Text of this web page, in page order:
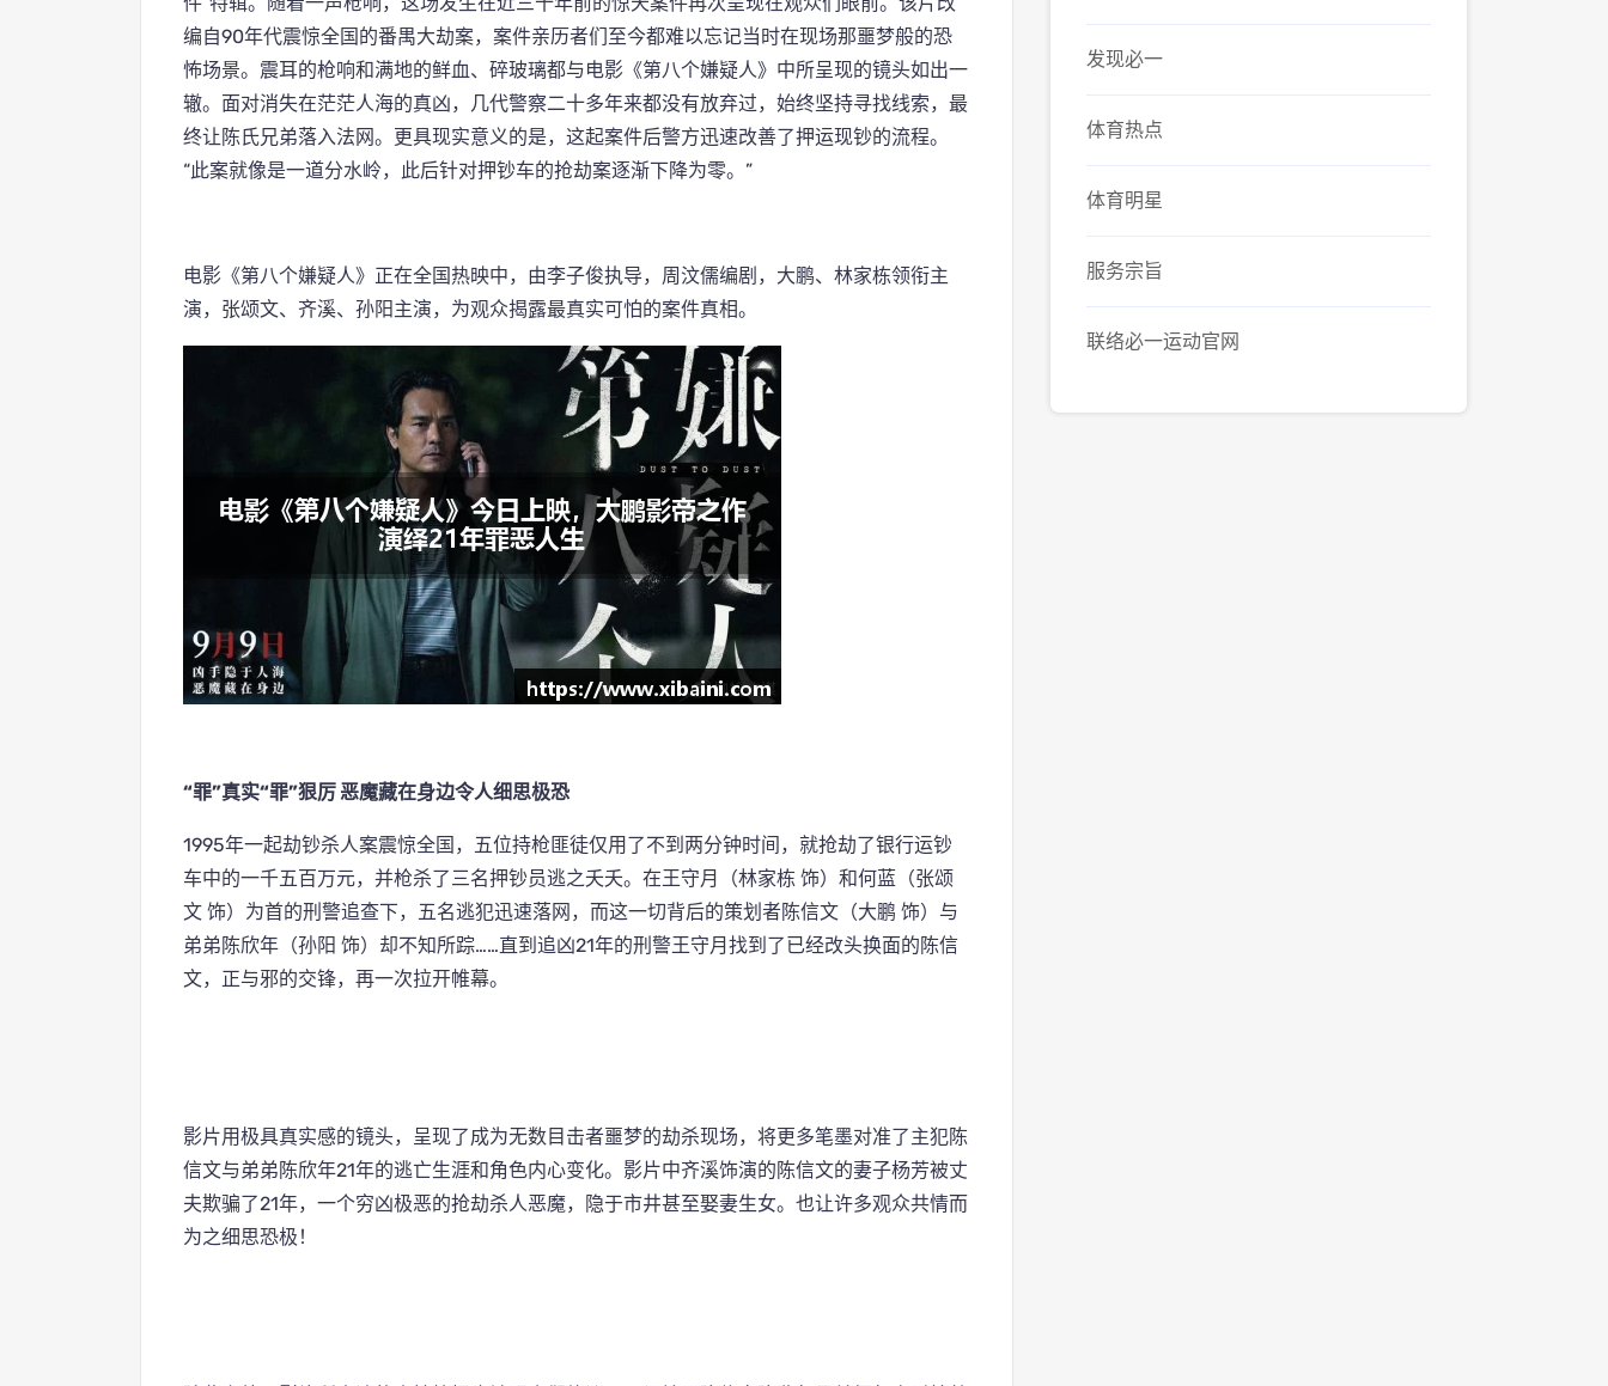
编自90年代震惊全国的番禺大劫案，案件亲历者们至今都难以忘记当时在现场那噩梦般的恐
怖场景。震耳的枪响和满地的鲜血、碎玻璃都与电影《第八个嫌疑人》中所呈现的镜头如出一
辙。面对消失在茫茫人海的真凶，几代警察二十多年来都没有放弃过，始终坚持寻找线索，最
终让陈氏兄弟落入法网。更具现实意义的是，这起案件后警方迅速改善了押运现钞的流程。
“此案就像是一道分水岭，此后针对押钞车的抢劫案逐渐下降为零。”
电影《第八个嫌疑人》正在全国热映中，由李子俊执导，周汶儒编剧，大鹏、林家栋领衔主
演，张颂文、齐溪、孙阳主演，为观众揭露最真实可怕的案件真相。
“罪”真实“罪”狠厉 恶魔藏在身边令人细思极恐
1995年一起劫钞杀人案震惊全国，五位持枪匪徒仅用了不到两分钟时间，就抢劫了银行运钞
车中的一千五百万元，并枪杀了三名押钞员逃之夭夭。在王守月（林家栋 饰）和何蓝（张颂
文 饰）为首的刑警追查下，五名逃犯迅速落网，而这一切背后的策划者陈信文（大鹏 饰）与
弟弟陈欣年（孙阳 饰）却不知所踪……直到追凶21年的刑警王守月找到了已经改头换面的陈信
文，正与邪的交锋，再一次拉开帷幕。
影片用极具真实感的镜头，呈现了成为无数目击者噩梦的劫杀现场，将更多笔墨对准了主犯陈
信文与弟弟陈欣年21年的逃亡生涯和角色内心变化。影片中齐溪饰演的陈信文的妻子杨芳被丈
夫欺骗了21年，一个穷凶极恶的抢劫杀人恶魔，隐于市井甚至娶妻生女。也让许多观众共情而
为之细思恐极！
发现必一
体育热点
体育明星
服务宗旨
联络必一运动官网